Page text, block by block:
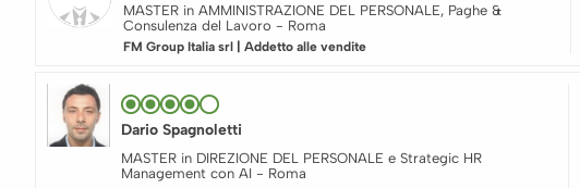
MASTER in AMMINISTRAZIONE DEL PERSONALE, Paghe &
Consulenza del Lavoro - Roma
FM Group Italia srl | Addetto alle vendite
Dario Spagnoletti
MASTER in DIREZIONE DEL PERSONALE e Strategic HR
Management con AI - Roma